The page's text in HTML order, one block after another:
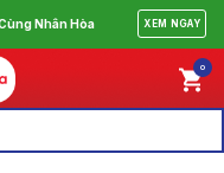
Nhân Hòa XEM NGAY
0